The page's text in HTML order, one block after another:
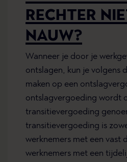
RECHTER
NAUW?
Wanneer je door je
ontslagen, kun je volgens
maken op een
ontslagvergoeding wordt
transitievergoeding
transitievergoeding is
werknemers met een vast
werknemers met een